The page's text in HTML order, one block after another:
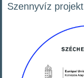
Szennyvíz projekt